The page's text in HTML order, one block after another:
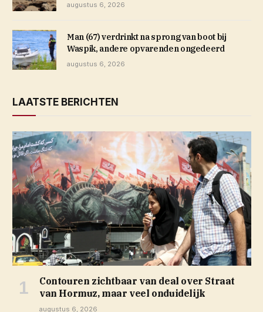
augustus 6, 2026
Man (67) verdrinkt na sprong van boot bij
Waspik, andere opvarenden ongedeerd
augustus 6, 2026
LAATSTE BERICHTEN
Contouren zichtbaar van deal over Straat
van Hormuz, maar veel onduidelijk
augustus 6, 2026